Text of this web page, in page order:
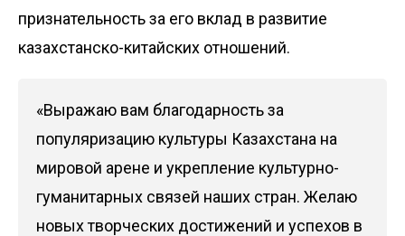
признательность за его вклад в развитие
казахстанско-китайских отношений.
«Выражаю вам благодарность за
популяризацию культуры Казахстана на
мировой арене и укрепление культурно-
гуманитарных связей наших стран. Желаю
новых творческих достижений и успехов в